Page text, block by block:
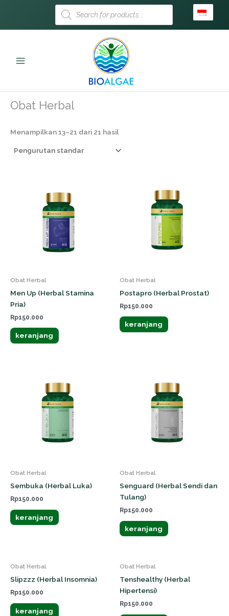
Products
search
/ Halaman 2
Obat Herbal
Menampilkan 13–21 dari 21 hasil
Obat Herbal
Men Up (Herbal Stamina
Pria)
Rp150.000
keranjang
Obat Herbal
Postapro (Herbal Prostat)
Rp150.000
keranjang
Obat Herbal
Sembuka (Herbal Luka)
Rp150.000
keranjang
Obat Herbal
Senguard (Herbal Sendi dan
Tulang)
Rp150.000
keranjang
Obat Herbal
Slipzzz (Herbal Insomnia)
Rp150.000
keranjang
Obat Herbal
Tenshealthy (Herbal
Hipertensi)
Rp150.000